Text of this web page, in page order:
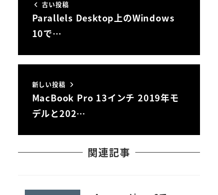
古い投稿
Parallels Desktop上のWindows
10で…
新しい投稿
MacBook Pro 13インチ 2019年モ
デルと202…
関連記事